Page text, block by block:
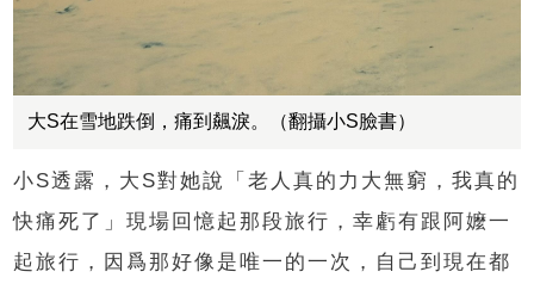
大S在雪地跌倒，痛到飆淚。（翻攝小S臉書）
小S透露，大S對她說「老人真的力大無窮，我真的
快痛死了」現場回憶起那段旅行，幸虧有跟阿嬤一
起旅行，因爲那好像是唯一的一次，自己到現在都